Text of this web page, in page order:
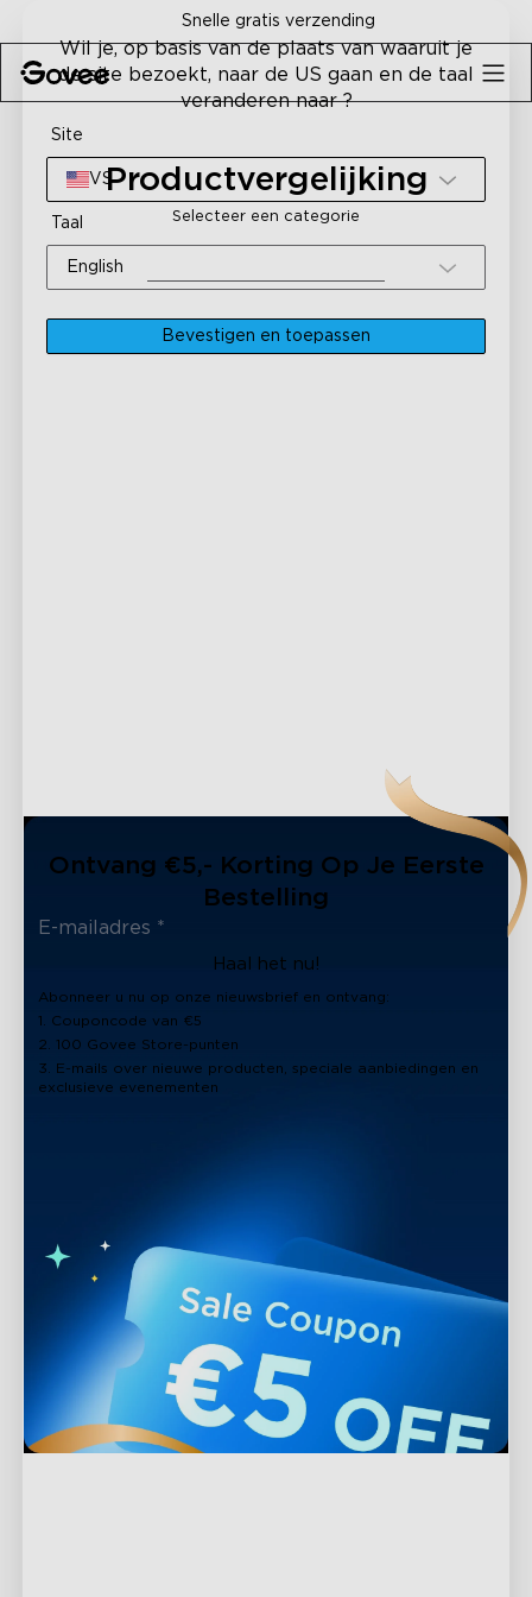
Snelle gratis verzending
Productvergelijking
Selecteer een categorie
Wil je, op basis van de plaats van waaruit je
de site bezoekt, naar de US gaan en de taal
veranderen naar ?
Site
VS
Taal
English
Bevestigen en toepassen
Ontvang €5,- Korting Op Je Eerste
Bestelling
Haal het nu!
Abonneer u nu op onze nieuwsbrief en ontvang:
1. Couponcode van €5
2. 100 Govee Store-punten
3. E-mails over nieuwe producten, speciale aanbiedingen en
exclusieve evenementen